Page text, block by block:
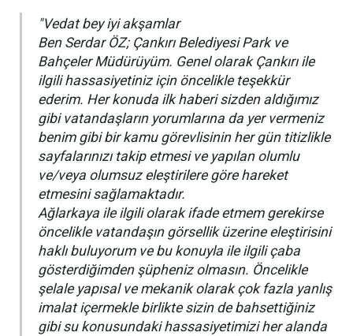
"Vedat bey iyi akşamlar
Ben Serdar ÖZ; Çankırı Belediyesi Park ve
Bahçeler Müdürüyüm. Genel olarak Çankırı ile
ilgili hassasiyetiniz için öncelikle teşekkür
ederim. Her konuda ilk haberi sizden aldığımız
gibi vatandaşların yorumlarına da yer vermeniz
benim gibi bir kamu görevlisinin her gün titizlikle
sayfalarınızı takip etmesi ve yapılan olumlu
ve/veya olumsuz eleştirilere göre hareket
etmesini sağlamaktadır.
Ağlarkaya ile ilgili olarak ifade etmem gerekirse
öncelikle vatandaşın görsellik üzerine eleştirisini
haklı buluyorum ve bu konuyla ile ilgili çaba
gösterdiğimden şüpheniz olmasın. Öncelikle
şelale yapısal ve mekanik olarak çok fazla yanlış
imalat içermekle birlikte sizin de bahsettiğiniz
gibi su konusundaki hassasiyetimizi her alanda